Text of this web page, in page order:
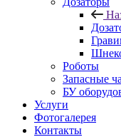
Роботы
Запасные
БУ
Услуги
Фотогалерея
Контакты